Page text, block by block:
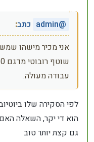
@
admin כתב:
אני מכיר מישהו
עבודה מעולה.
לפי הסקירה שלו
הוא די יקר, השאלה
גם קצת יותר טוב